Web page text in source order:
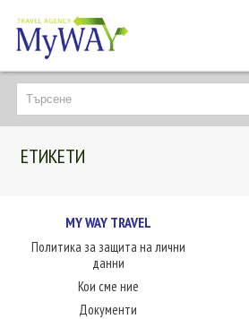
НАЙ-ТЪРСЕНИ
ДЕСТИНАЦИИ
ЕКЗОТИЧНИ ПОЧИВКИ
НОВА ГОДИНА
ПЪТУВАЙТЕ С ДЕЦА
ЛЮБОПИТНО
ЕТИКЕТИ
MY WAY TRAVEL
Политика за защита на лични
данни
Кои сме ние
Документи